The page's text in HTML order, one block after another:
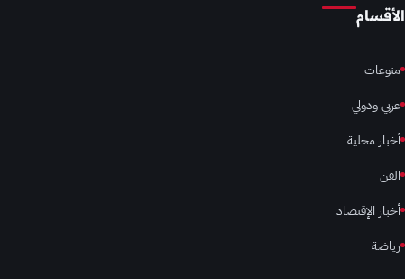
الأقسام
منوعات
عربي ودولي
أخبار محلية
الفن
أخبار الإقتصاد
رياضة